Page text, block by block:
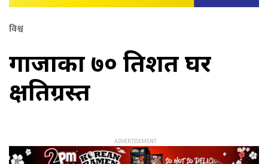
विश्व
गाजाका ७० प्रतिशत घर
क्षतिग्रस्त